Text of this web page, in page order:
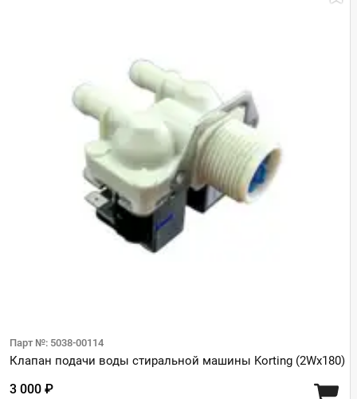
Парт №: 5038-00114
Клапан подачи воды стиральной машины Korting (2Wx180)
3 000 ₽